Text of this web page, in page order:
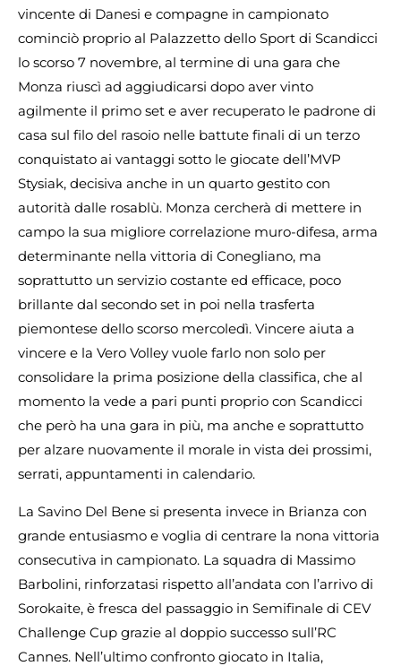
vincente di Danesi e compagne in campionato
cominciò proprio al Palazzetto dello Sport di Scandicci
lo scorso 7 novembre, al termine di una gara che
Monza riuscì ad aggiudicarsi dopo aver vinto
agilmente il primo set e aver recuperato le padrone di
casa sul filo del rasoio nelle battute finali di un terzo
conquistato ai vantaggi sotto le giocate dell’MVP
Stysiak, decisiva anche in un quarto gestito con
autorità dalle rosablù. Monza cercherà di mettere in
campo la sua migliore correlazione muro-difesa, arma
determinante nella vittoria di Conegliano, ma
soprattutto un servizio costante ed efficace, poco
brillante dal secondo set in poi nella trasferta
piemontese dello scorso mercoledì. Vincere aiuta a
vincere e la Vero Volley vuole farlo non solo per
consolidare la prima posizione della classifica, che al
momento la vede a pari punti proprio con Scandicci
che però ha una gara in più, ma anche e soprattutto
per alzare nuovamente il morale in vista dei prossimi,
serrati, appuntamenti in calendario.
La Savino Del Bene si presenta invece in Brianza con
grande entusiasmo e voglia di centrare la nona vittoria
consecutiva in campionato. La squadra di Massimo
Barbolini, rinforzatasi rispetto all’andata con l’arrivo di
Sorokaite, è fresca del passaggio in Semifinale di CEV
Challenge Cup grazie al doppio successo sull’RC
Cannes. Nell’ultimo confronto giocato in Italia,